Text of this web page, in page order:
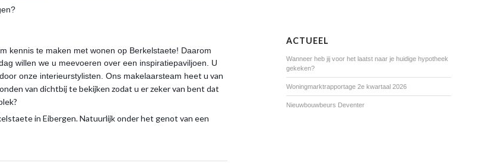
kennis te maken met wonen op Berkelstaete! Daarom
willen we u meevoeren over een inspiratiepaviljoen. U
onze interieurstylisten. Ons makelaarsteam heet u van
van dichtbij te bekijken zodat u er zeker van bent dat
in Eibergen. Natuurlijk onder het genot van een
ACTUEEL
Wanneer heb jij voor het laatst naar je huidige hypotheek
gekeken?
Woningmarktrapportage 2e kwartaal 2026
Nieuwbouwbeurs Deventer